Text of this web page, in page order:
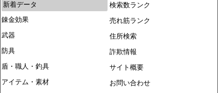
新着データ
錬金効果
武器
防具
盾・職人・釣具
アイテム・素材
検索数ランク
売れ筋ランク
住所検索
詐欺情報
サイト概要
お問い合わせ